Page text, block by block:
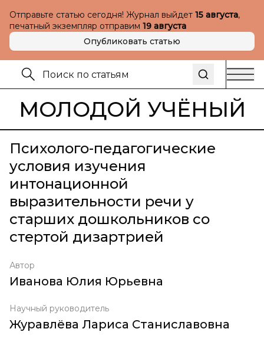
Отправьте статью сегодня! Журнал выйдет 15 августа,
печатный экземпляр отправим 19 августа
Опубликовать статью
МОЛОДОЙ УЧЁНЫЙ
Психолого-педагогические
условия изучения
интонационной
выразительности речи у
старших дошкольников со
стертой дизартрией
Автор
Иванова Юлия Юрьевна
Научный руководитель
Журавлёва Лариса Станиславовна